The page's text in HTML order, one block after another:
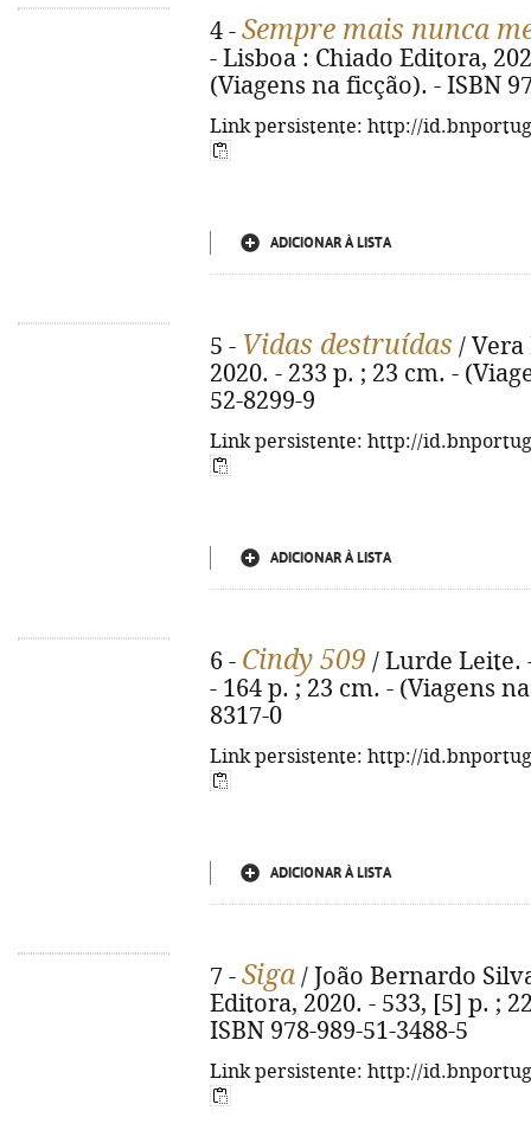
4 - Sempre mais nunca
- Lisboa : Chiado Editora,
(Viagens na ficção). - ISBN
Link persistente: http://
ADICIONAR À LISTA
5 - Vidas destruídas / Vera
2020. - 233 p. ; 23 cm. -
52-8299-9
Link persistente: http://
ADICIONAR À LISTA
6 - Cindy 509 / Lurde Leite.
- 164 p. ; 23 cm. - (Viagens
8317-0
Link persistente: http://
ADICIONAR À LISTA
7 - Siga / João Bernardo
Editora, 2020. - 533, [5] p. ;
ISBN 978-989-51-3488-5
Link persistente: http://